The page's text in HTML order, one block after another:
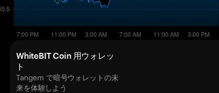
WhiteBIT Coin 用ウォレッ
ト
Tangem で暗号ウォレットの未
来を体験しよう